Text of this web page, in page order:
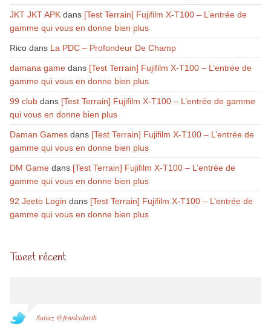
JKT JKT APKdans [Test Terrain] Fujifilm X-T100 – L’entrée de
gamme qui vous en donne bien plus
Ricodans La PDC – Profondeur De Champ
damana gamedans [Test Terrain] Fujifilm X-T100 – L’entrée de
gamme qui vous en donne bien plus
99 clubdans [Test Terrain] Fujifilm X-T100 – L’entrée de gamme
qui vous en donne bien plus
Daman Gamesdans [Test Terrain] Fujifilm X-T100 – L’entrée de
gamme qui vous en donne bien plus
DM Gamedans [Test Terrain] Fujifilm X-T100 – L’entrée de
gamme qui vous en donne bien plus
92 Jeeto Login dans [Test Terrain] Fujifilm X-T100 – L’entrée de
gamme qui vous en donne bien plus
Tweet récent
Suivez @frankydarth